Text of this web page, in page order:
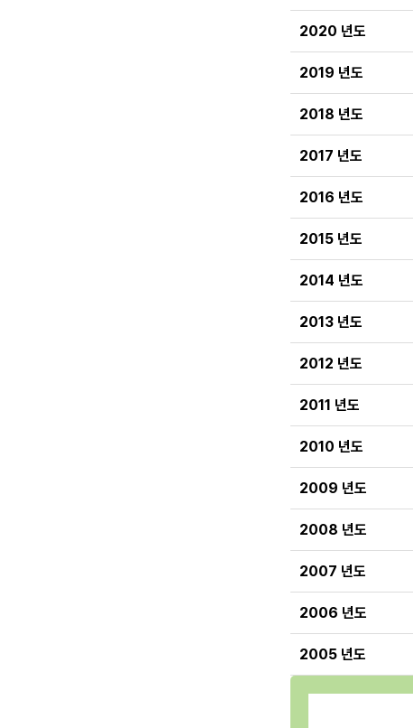
2020 년도
2019 년도
2018 년도
2017 년도
2016 년도
2015 년도
2014 년도
2013 년도
2012 년도
2011 년도
2010 년도
2009 년도
2008 년도
2007 년도
2006 년도
2005 년도